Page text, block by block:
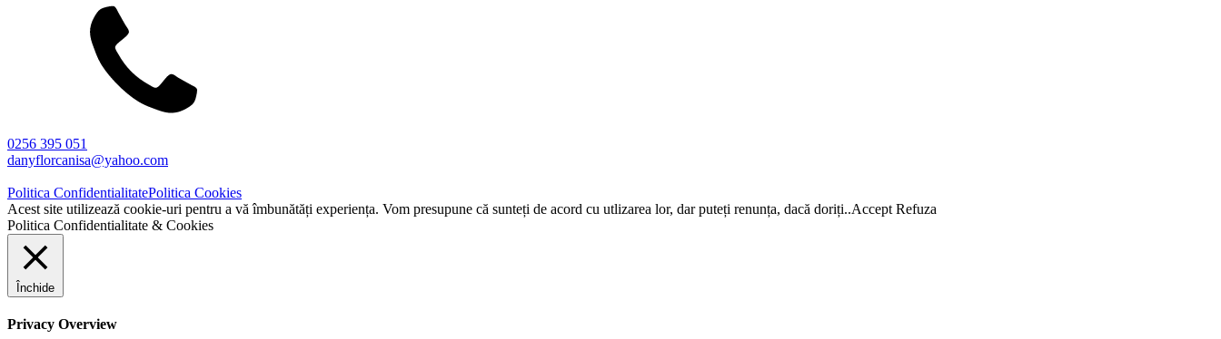
0256 395 051
danyflorcanisa@yahoo.com
Politica ConfidentialitatePolitica Cookies
Acest site utilizează cookie-uri pentru a vă îmbunătăți experiența. Vom presupune că sunteți de acord cu utlizarea lor, dar puteți renunța, dacă doriți..Accept Refuza
Politica Confidentialitate & Cookies
Închide
Privacy Overview